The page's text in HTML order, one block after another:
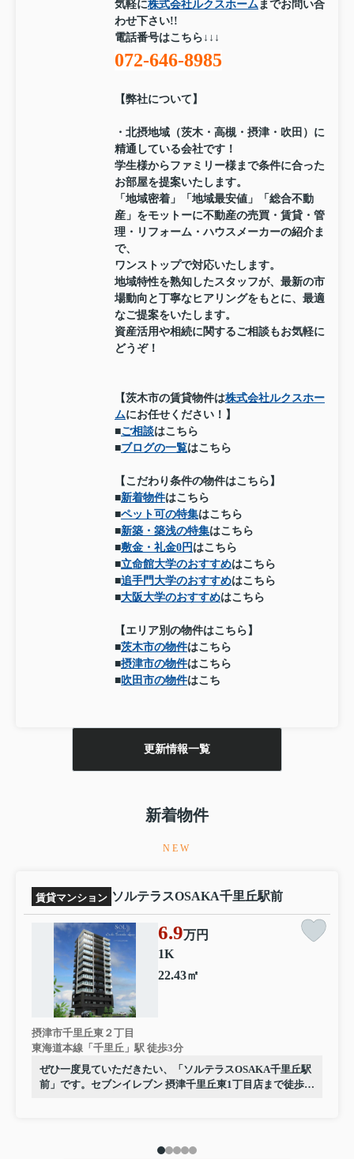
気軽に株式会社ルクスホームまでお問い合
わせ下さい!!
電話番号はこちら↓↓↓
072-646-8985
【弊社について】
・北摂地域（茨木・高槻・摂津・吹田）に
精通している会社です！
学生様からファミリー様まで条件に合った
お部屋を提案いたします。
「地域密着」「地域最安値」「総合不動
産」をモットーに不動産の売買・賃貸・管
理・リフォーム・ハウスメーカーの紹介ま
で、
ワンストップで対応いたします。
地域特性を熟知したスタッフが、最新の市
場動向と丁寧なヒアリングをもとに、最適
なご提案をいたします。
資産活用や相続に関するご相談もお気軽に
どうぞ！
【茨木市の賃貸物件は株式会社ルクスホー
ムにお任せください！】
■ご相談はこちら
■ブログの一覧はこちら
【こだわり条件の物件はこちら】
■新着物件はこちら
■ペット可の特集はこちら
■新築・築浅の特集はこちら
■敷金・礼金0円 はこちら
■立命館大学のおすすめはこちら
■追手門大学のおすすめはこちら
■大阪大学のおすすめはこちら
【エリア別の物件はこちら】
■茨木市の物件はこちら
■摂津市の物件はこちら
■吹田市の物件はこち
更新情報一覧
新着物件
NEW
賃貸マンション ソルテラスOSAKA千里丘駅前
6.9万円
1K
22.43㎡
摂津市千里丘東２丁目
東海道本線「千里丘」駅 徒歩3分
ぜひ一度見ていただきたい、「ソルテラスOSAKA千里丘駅
前」です。セブンイレブン 摂津千里丘東1丁目店まで徒歩2
近のことならお任せ下さい。